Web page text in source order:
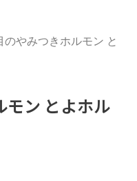
のやみつきホルモン と
モン とよホル